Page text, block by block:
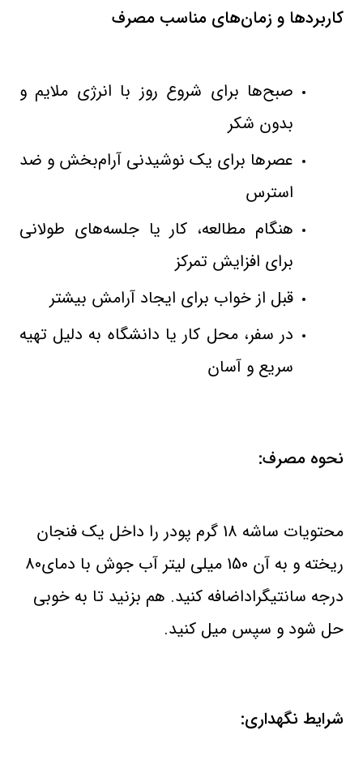
کاربردها و زمان‌های مناسب مصرف
صبح‌ها برای شروع روز با انرژی ملایم و
بدون شکر
عصرها برای یک نوشیدنی آرام‌بخش و ضد
استرس
هنگام مطالعه، کار یا جلسه‌های طولانی
برای افزایش تمرکز
قبل از خواب برای ایجاد آرامش بیشتر
در سفر، محل کار یا دانشگاه به دلیل تهیه
سریع و آسان
نحوه مصرف:
محتویات ساشه 18 گرم پودر را داخل یک فنجان
ریخته و به آن 150 میلی لیتر آب جوش با دمای80
درجه سانتیگراداضافه کنید. هم بزنید تا به خوبی
حل شود و سپس میل کنید.
شرایط نگهداری: